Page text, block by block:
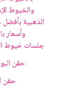
جلسات خيوط
حقن
حقن